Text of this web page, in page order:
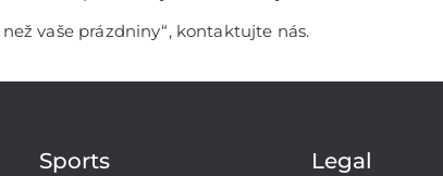
vaše prázdniny“, kontaktujte nás.
Sports Legal